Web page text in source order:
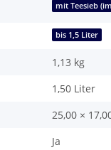
mit Teesieb
bis 1,5 Liter
1,13 kg
1,50 Liter
25,00 ×
Ja